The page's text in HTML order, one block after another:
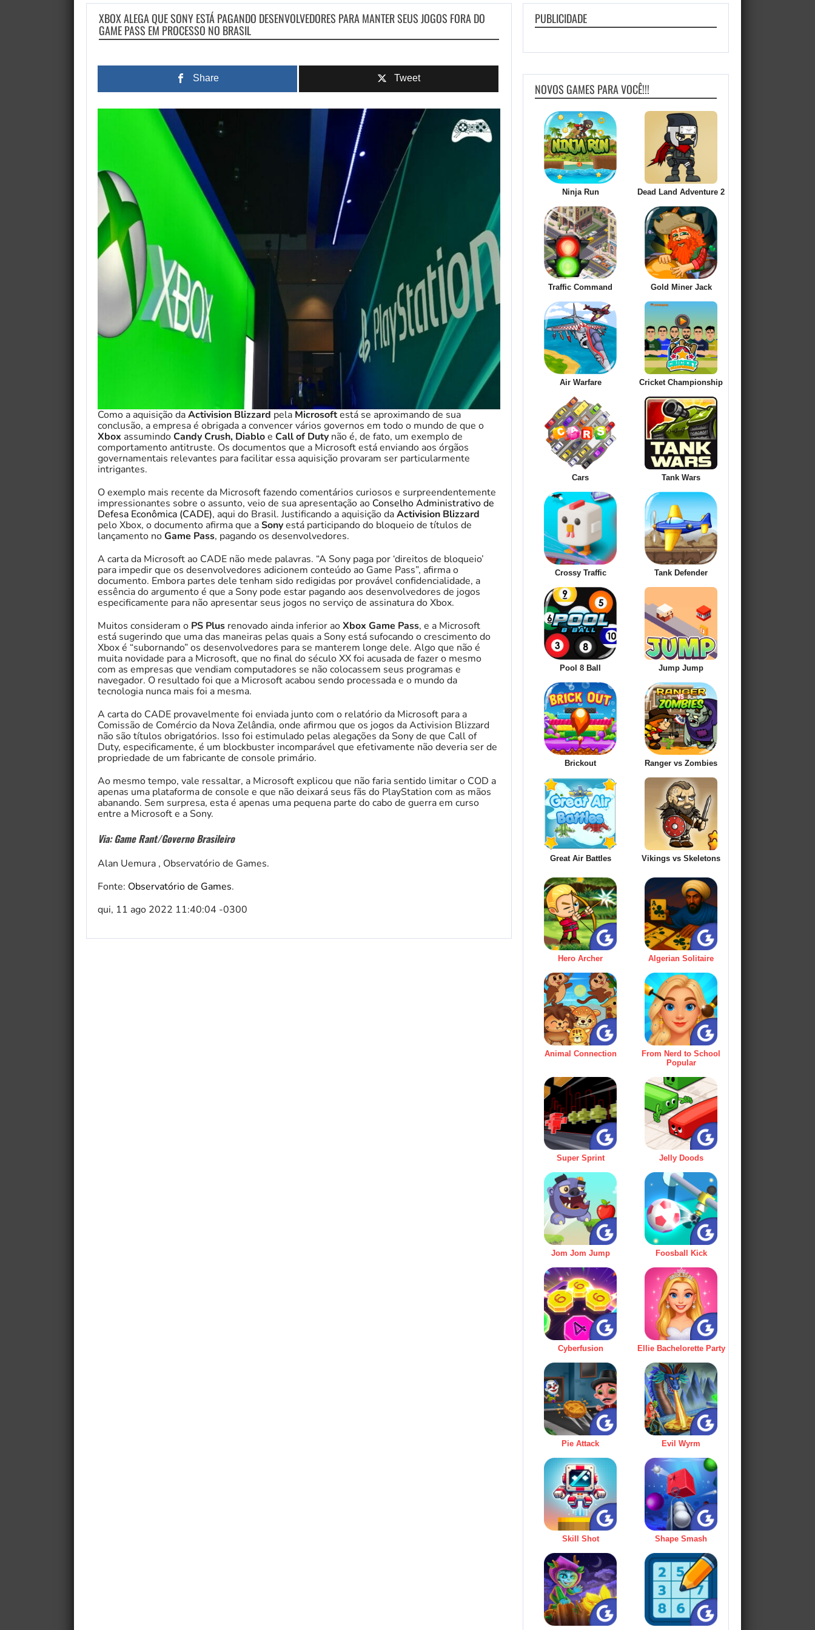
XBOX ALEGA QUE SONY ESTÁ PAGANDO DESENVOLVEDORES PARA MANTER SEUS JOGOS FORA DO
GAME PASS EM PROCESSO NO BRASIL
Share Tweet
Como a aquisição daActivision Blizzard pela Microsoftestá se aproximando de sua
conclusão, a empresa é obrigada a convencer vários governos em todo o mundo de que o
Xbox assumindoCandy Crush, Diabloe Call of Duty não é, de fato, um exemplo de
comportamento antitruste. Os documentos que a Microsoft está enviando aos órgãos
governamentais relevantes para facilitar essa aquisição provaram ser particularmente
intrigantes.
O exemplo mais recente da Microsoft fazendo comentários curiosos e surpreendentemente
impressionantes sobre o assunto, veio de sua apresentação ao Conselho Administrativo de
Defesa Econômica (CADE), aqui do Brasil. Justificando a aquisição daActivision Blizzard
pelo Xbox, o documento afirma que aSonyestá participando do bloqueio de títulos de
lançamento noGame Pass, pagando os desenvolvedores.
A carta da Microsoft ao CADE não mede palavras. “A Sony paga por ‘direitos de bloqueio’
para impedir que os desenvolvedores adicionem conteúdo ao Game Pass”, afirma o
documento. Embora partes dele tenham sido redigidas por provável confidencialidade, a
essência do argumento é que a Sony pode estar pagando aos desenvolvedores de jogos
especificamente para não apresentar seus jogos no serviço de assinatura do Xbox.
Muitos consideram o PS Plus renovado ainda inferior aoXbox Game Pass, e a Microsoft
está sugerindo que uma das maneiras pelas quais a Sony está sufocando o crescimento do
Xbox é “subornando” os desenvolvedores para se manterem longe dele. Algo que não é
muita novidade para a Microsoft, que no final do século XX foi acusada de fazer o mesmo
com as empresas que vendiam computadores se não colocassem seus programas e
navegador. O resultado foi que a Microsoft acabou sendo processada e o mundo da
tecnologia nunca mais foi a mesma.
A carta do CADE provavelmente foi enviada junto com o relatório da Microsoft para a
Comissão de Comércio da Nova Zelândia, onde afirmou que os jogos da Activision Blizzard
não são títulos obrigatórios. Isso foi estimulado pelas alegações da Sony de que Call of
Duty, especificamente, é um blockbuster incomparável que efetivamente não deveria ser de
propriedade de um fabricante de console primário.
Ao mesmo tempo, vale ressaltar, a Microsoft explicou que não faria sentido limitar o COD a
apenas uma plataforma de console e que não deixará seus fãs do PlayStation com as mãos
abanando. Sem surpresa, esta é apenas uma pequena parte do cabo de guerra em curso
entre a Microsoft e a Sony.
Via: Game Rant/Governo Brasileiro
Alan Uemura , Observatório de Games.
Fonte: Observatório de Games.
qui, 11 ago 2022 11:40:04 -0300
PUBLICIDADE
NOVOS GAMES PARA VOCÊ!!!
Ninja Run Dead Land Adventure 2
Traffic Command Gold Miner Jack
Air Warfare Cricket Championship
Cars Tank Wars
Crossy Traffic Tank Defender
Pool 8 Ball Jump Jump
Brickout Ranger vs Zombies
Great Air Battles Vikings vs Skeletons
Hero Archer Algerian Solitaire
Animal Connection
From Nerd to School
Popular
Super Sprint Jelly Doods
Jom Jom Jump Foosball Kick
Cyberfusion Ellie Bachelorette Party
Pie Attack Evil Wyrm
Skill Shot Shape Smash